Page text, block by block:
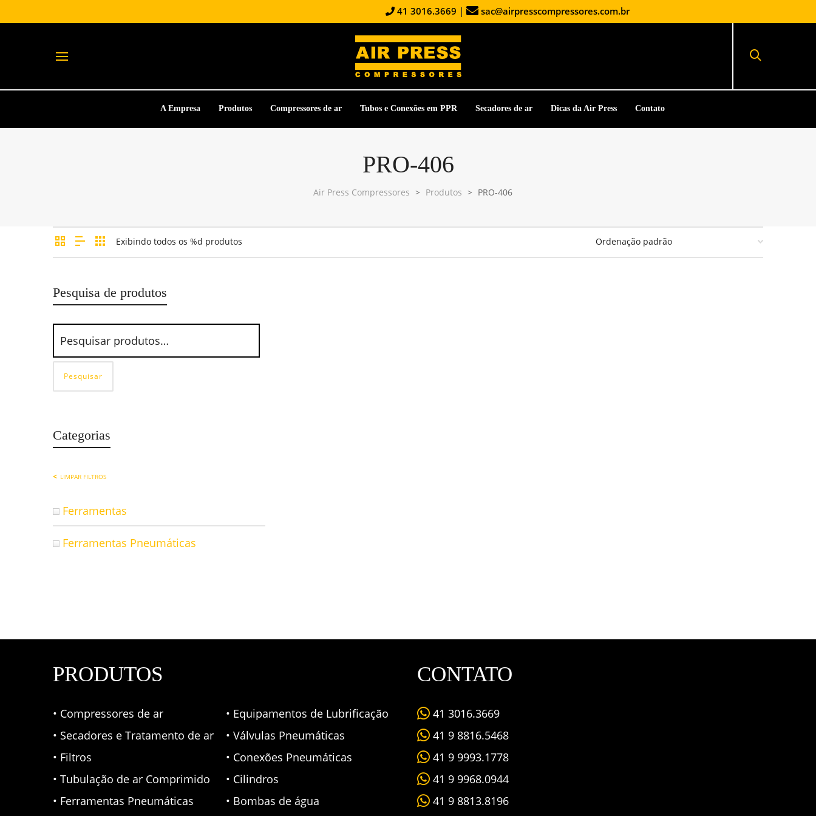
41 3016.3669 | sac@airpresscompressores.com.br
A Empresa Produtos Compressores de ar Tubos e Conexões em PPR Secadores de ar Dicas da Air Press Contato
PRO-406
Air Press Compressores > Produtos > PRO-406
Exibindo todos os %d produtos
Pesquisa de produtos
Pesquisar
Categorias
LIMPAR FILTROS
Ferramentas
Ferramentas Pneumáticas
PRODUTOS
• Compressores de ar
• Secadores e Tratamento de ar
• Filtros
• Tubulação de ar Comprimido
• Ferramentas Pneumáticas
• Equipamentos de Lubrificação
• Válvulas Pneumáticas
• Conexões Pneumáticas
• Cilindros
• Bombas de água
CONTATO
41 3016.3669
41 9 8816.5468
41 9 9993.1778
41 9 9968.0944
41 9 8813.8196